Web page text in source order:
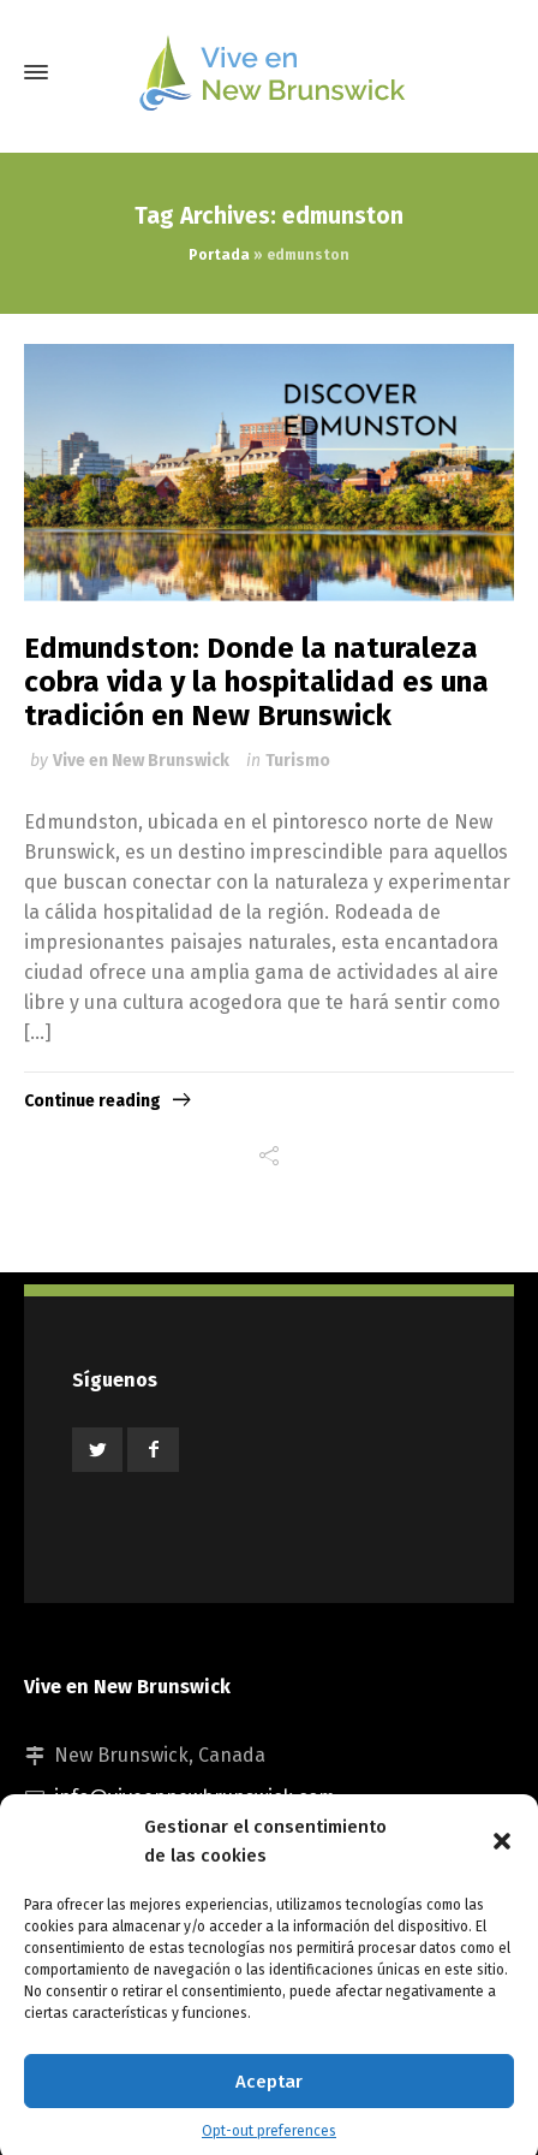
Gestionar el consentimiento
de las cookies
Para ofrecer las mejores experiencias, utilizamos tecnologías como las
cookies para almacenar y/o acceder a la información del dispositivo. El
consentimiento de estas tecnologías nos permitirá procesar datos como el
comportamiento de navegación o las identificaciones únicas en este sitio.
No consentir o retirar el consentimiento, puede afectar negativamente a
ciertas características y funciones.
Aceptar
Opt-out preferences
Tag Archives: edmunston
Portada » edmunston
Edmundston: Donde la naturaleza
cobra vida y la hospitalidad es una
tradición en New Brunswick
by Vive en New Brunswick in Turismo
Edmundston, ubicada en el pintoresco norte de New
Brunswick, es un destino imprescindible para aquellos
que buscan conectar con la naturaleza y experimentar
la cálida hospitalidad de la región. Rodeada de
impresionantes paisajes naturales, esta encantadora
ciudad ofrece una amplia gama de actividades al aire
libre y una cultura acogedora que te hará sentir como
[…]
Continue reading
Síguenos
Vive en New Brunswick
New Brunswick, Canada
info@viveennewbrunswick.com
Copyright © Vive en New Brunswick.
Opt-out preferences